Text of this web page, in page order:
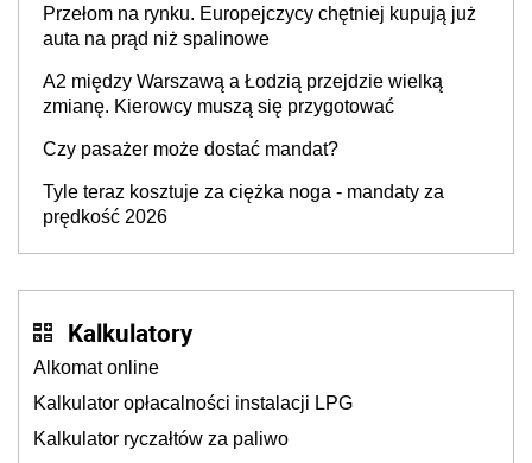
Przełom na rynku. Europejczycy chętniej kupują już
auta na prąd niż spalinowe
A2 między Warszawą a Łodzią przejdzie wielką
zmianę. Kierowcy muszą się przygotować
Czy pasażer może dostać mandat?
Tyle teraz kosztuje za ciężka noga - mandaty za
prędkość 2026
Kalkulatory
Alkomat online
Kalkulator opłacalności instalacji LPG
Kalkulator ryczałtów za paliwo